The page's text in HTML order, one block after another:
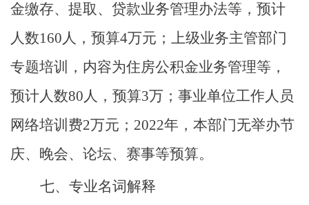
金缴存、提取、贷款业务管理办法等，预计
人数160人，预算4万元；上级业务主管部门
专题培训，内容为住房公积金业务管理等，
预计人数80人，预算3万；事业单位工作人员
网络培训费2万元；2022年，本部门无举办节
庆、晚会、论坛、赛事等预算。
七、专业名词解释